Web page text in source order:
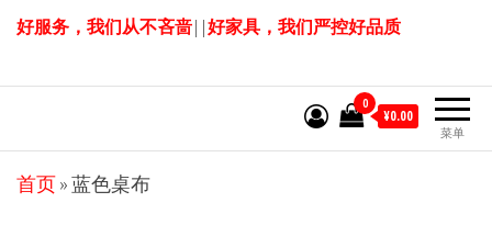
好服务，我们从不吝啬||好家具，我们严控好品质
菜单
0
¥0.00
首页»蓝色桌布